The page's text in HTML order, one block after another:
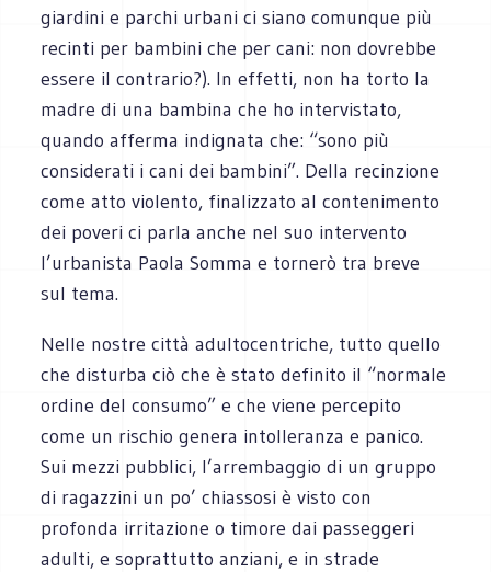
giardini e parchi urbani ci siano comunque più
recinti per bambini che per cani: non dovrebbe
essere il contrario?). In effetti, non ha torto la
madre di una bambina che ho intervistato,
quando afferma indignata che: “sono più
considerati i cani dei bambini”. Della recinzione
come atto violento, finalizzato al contenimento
dei poveri ci parla anche nel suo intervento
l’urbanista Paola Somma e tornerò tra breve
sul tema.
Nelle nostre città adultocentriche, tutto quello
che disturba ciò che è stato definito il “normale
ordine del consumo” e che viene percepito
come un rischio genera intolleranza e panico.
Sui mezzi pubblici, l’arrembaggio di un gruppo
di ragazzini un po’ chiassosi è visto con
profonda irritazione o timore dai passeggeri
adulti, e soprattutto anziani, e in strade